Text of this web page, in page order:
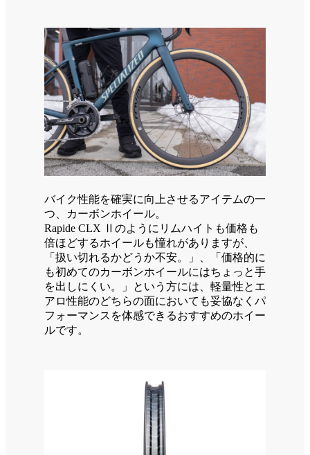
バイク性能を確実に向上させるアイテムの一
つ、カーボンホイール。
Rapide CLX Ⅱのようにリムハイトも価格も
倍ほどするホイールも憧れがありますが、
「扱い切れるかどうか不安。」、「価格的に
も初めてのカーボンホイールにはちょっと手
を出しにくい。」という方には、軽量性とエ
アロ性能のどちらの面においても妥協なくパ
フォーマンスを体感できるおすすめのホイー
ルです。